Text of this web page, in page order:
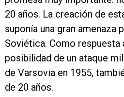
20 años. La creación de
suponía una gran amenaza
Soviética. Como respuesta
posibilidad de un ataque
de Varsovia en 1955,
de 20 años.